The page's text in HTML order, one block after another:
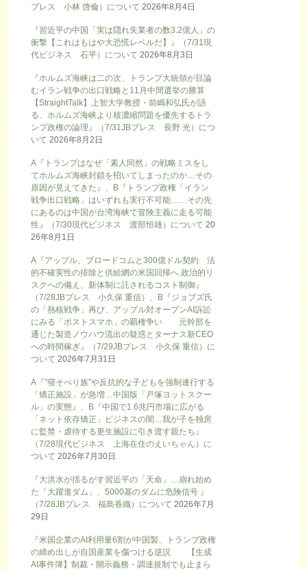
プレス 小林 啓倫）について 2026年8月4日
『習近平の中国「実は隠れ失業者の数3.2億人」の
衝撃【これはもはや大恐慌レベルだ】』（7/31現
代ビジネス 石平）について 2026年8月3日
『ホルムズ海峡は二の次、トランプ大統領が目論
むイラン戦争の出口戦略と11月中間選挙の勝算
【StraightTalk】上智大学教授・前嶋和弘氏が語
る、ホルムズ海峡より核濃縮問題を優先するトラ
ンプ政権の論理』（7/31JBプレス 長野 光）につ
いて 2026年8月2日
A『トランプはなぜ「素人同然」の戦略ミスをし
てホルムズ海峡封鎖を招いてしまったのか…その
原因が見えてきた』、B『トランプ政権「イラン
戦争出口戦略」はいずれも実行不可能……その先
にあるのは中国が台湾海峡で冒険主義に走る可能
性』（7/30現代ビジネス 渡部恒雄）について 20
26年8月1日
A『アップル、ブロードコムと300億ドル契約 法
的不確実性の排除と供給網の米国回帰へ 政治的リ
スクへの備え、新体制に託されるコスト制御』
（7/28JBプレス 小久保 重信）、B『ジョブズ氏
の「熱核戦争」再び、アップル対オープンAI訴訟
にみる「ポストスマホ」の覇権争い 元幹部を
通じた製造ノウハウ流出の疑惑とターナス新CEO
への時間稼ぎ』（7/29JBプレス 小久保 重信）に
ついて 2026年7月31日
A『”寝そべり族”や反抗的な子どもを強制連行する
「矯正施設」が急増…中国版「戸塚ヨットスクー
ル」の実態』、B『中国で1.6兆円市場に広がる
「ネット依存矯正」ビジネスの闇…我が子を独房
に監禁・虐待する更生施設に引き渡す親たち』
（7/28現代ビジネス 上海在住のえいちゃん）に
ついて 2026年7月30日
『大洪水が揺るがす習近平の「天命」…崩れ始め
た「大躍進ダム」、5000基のダムに危険信号 』
（7/28JBプレス 福島香織）について 2026年7月
29日
『米国企業のAI利用量6割が中国製、トランプ政権
の締め出しが自国産業を傷つける逆説 【生成
AI事件簿】制裁・開示義務・調達規制でも止まら